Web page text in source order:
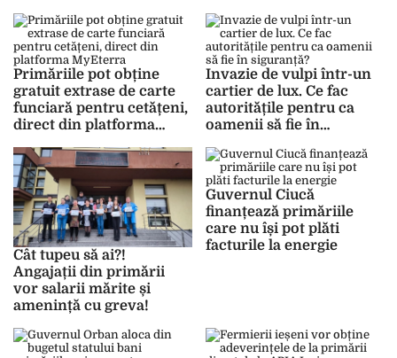
proiecte importante
Primăriile pot obține
gratuit extrase de carte
funciară pentru cetățeni,
direct din platforma
Invazie de vulpi într-un
cartier de lux. Ce fac
autoritățile pentru ca
oamenii să fie în
Cât tupeu să ai?!
Angajații din primării
vor salarii mărite și
amenință cu greva!
Guvernul Ciucă
finanțează primăriile
care nu își pot plăti
facturile la energie